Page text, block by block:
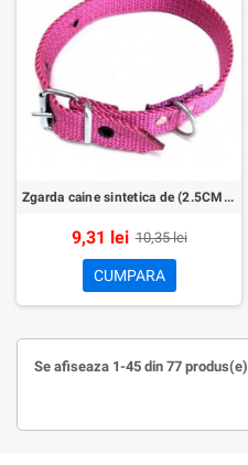
Zgarda caine sintetica de (2.5CMx60CM)-Nr.120
9,31 lei 10,35 lei
CUMPARA
Se afiseaza 1-45 din 77 produs(e)